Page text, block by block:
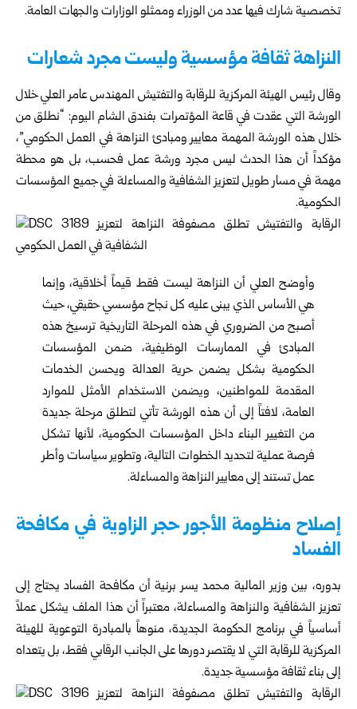
تخصصية شارك فيها عدد من الوزراء وممثلو الوزارات والجهات العامة.
النزاهة ثقافة مؤسسية وليست مجرد شعارات
وقال رئيس الهيئة المركزية للرقابة والتفتيش المهندس عامر العلي خلال
الورشة التي عقدت في قاعة المؤتمرات بفندق الشام اليوم: “نطلق من
خلال هذه الورشة المهمة معايير ومبادئ النزاهة في العمل الحكومي”،
مؤكداً أن هذا الحدث ليس مجرد ورشة عمل فحسب، بل هو محطة
مهمة في مسار طويل لتعزيز الشفافية والمساءلة في جميع المؤسسات
الحكومية.
وأوضح العلي أن النزاهة ليست فقط قيماً أخلاقية، وإنما
هي الأساس الذي يبنى عليه كل نجاح مؤسسي حقيقي، حيث
أصبح من الضروري في هذه المرحلة التاريخية ترسيخ هذه
المبادئ في الممارسات الوظيفية، ضمن المؤسسات
الحكومية بشكل يضمن حرية العدالة ويحسن الخدمات
المقدمة للمواطنين، ويضمن الاستخدام الأمثل للموارد
العامة، لافتاً إلى أن هذه الورشة تأتي لتطلق مرحلة جديدة
من التغيير البناء داخل المؤسسات الحكومية، لأنها تشكل
فرصة عملية لتحديد الخطوات التالية، وتطوير سياسات وأطر
عمل تستند إلى معايير النزاهة والمساءلة.
إصلاح منظومة الأجور حجر الزاوية في مكافحة
الفساد
بدوره، بين وزير الماليةمحمد يسر برنية أن مكافحة الفساد يحتاج إلى
تعزيز الشفافية والنزاهة والمساءلة، معتبراً أن هذا الملف يشكل عملاً
أساسياً في برنامج الحكومة الجديدة، منوهاً بالمبادرة التوعوية للهيئة
المركزية للرقابة التي لا يقتصر دورها على الجانب الرقابي فقط، بل يتعداه
إلى بناء ثقافة مؤسسية جديدة.